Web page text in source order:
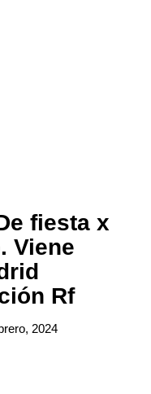
fiesta x
Viene
Rf
2024